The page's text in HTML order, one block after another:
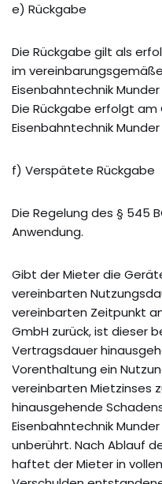
e) Rückgabe
Die Rückgabe gilt als
im
Eisenbahntechnik
Die Rückgabe erfolgt
Eisenbahntechnik Munder
f) Verspätete Rückgabe
Die Regelung des § 545
Anwendung.
Gibt der Mieter die
vereinbarten
vereinbarten Zeitpunkt
GmbH zurück, ist dieser
Vertragsdauer
Vorenthaltung ein
vereinbarten Mietzinses
hinausgehende
Eisenbahntechnik
unberührt. Nach Ablauf
haftet der Mieter in